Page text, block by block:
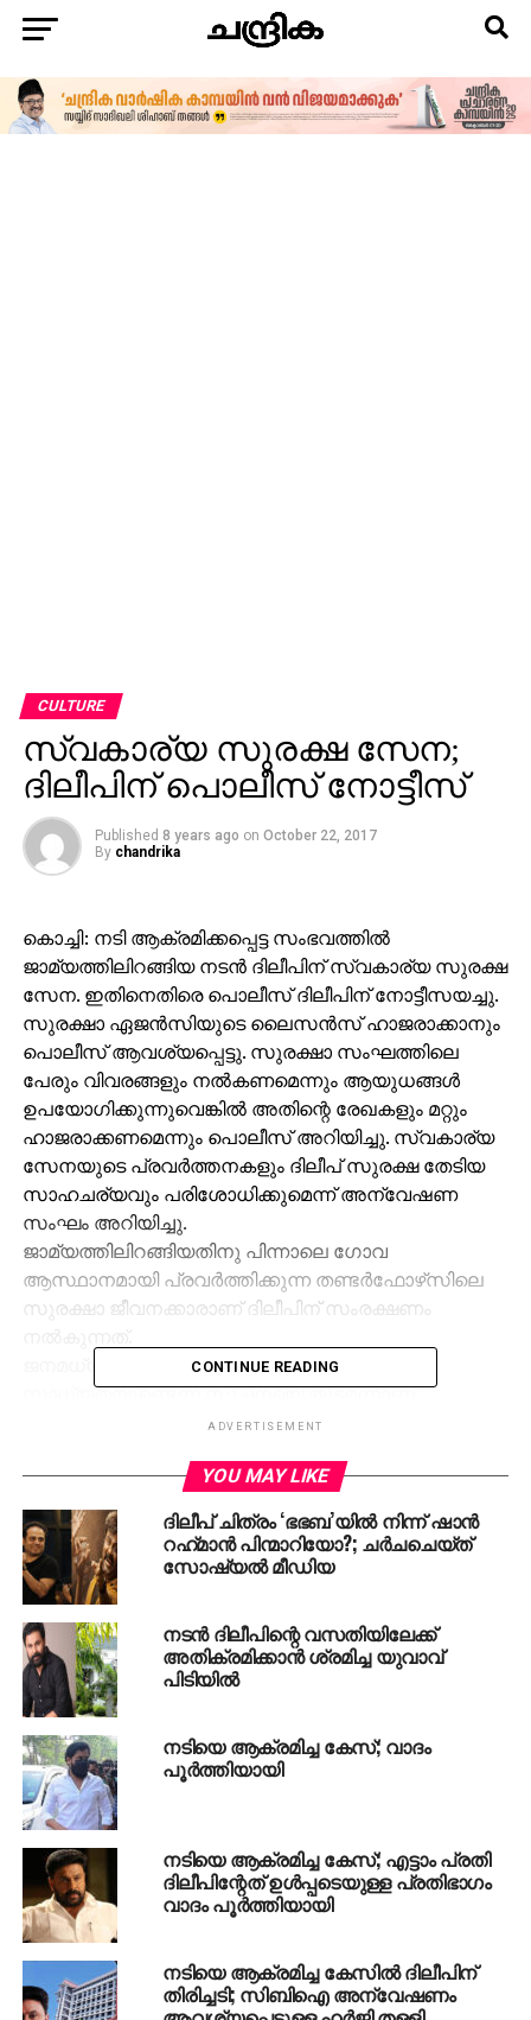
CULTURE
സ്വകാര്യ സുരക്ഷ സേന;
ദിലീപിന് പൊലീസ് നോട്ടീസ്
Published 8 years ago on October 22, 2017
By chandrika
കൊച്ചി: നടി ആക്രമിക്കപ്പെട്ട സംഭവത്തില്‍
ജാമ്യത്തിലിറങ്ങിയ നടന്‍ ദിലീപിന് സ്വകാര്യ സുരക്ഷ
സേന. ഇതിനെതിരെ പൊലീസ് ദിലീപിന് നോട്ടീസയച്ചു.
സുരക്ഷാ ഏജന്‍സിയുടെ ലൈസന്‍സ് ഹാജരാക്കാനും
പൊലീസ് ആവശ്യപ്പെട്ടു. സുരക്ഷാ സംഘത്തിലെ
പേരും വിവരങ്ങളും നല്‍കണമെന്നും ആയുധങ്ങള്‍
ഉപയോഗിക്കുന്നുവെങ്കില്‍ അതിന്റെ രേഖകളും മറ്റും
ഹാജരാക്കണമെന്നും പൊലീസ് അറിയിച്ചു. സ്വകാര്യ
സേനയുടെ പ്രവര്‍ത്തനകളും ദിലീപ് സുരക്ഷ തേടിയ
സാഹചര്യവും പരിശോധിക്കുമെന്ന് അന്വേഷണ
സംഘം അറിയിച്ചു.
ജാമ്യത്തിലിറങ്ങിയതിനു പിന്നാലെ ഗോവ
ആസ്ഥാനമായി പ്രവര്‍ത്തിക്കുന്ന തണ്ടര്‍ഫോഴ്‌സിലെ
സുരക്ഷാ ജീവനക്കാരാണ് ദിലീപിന് സംരക്ഷണം
ജനമധ്യത്തില്‍ ആക്രമിക്കപ്പെടാന്‍
സാധ്യതയുണ്ടെന്ന സൂചനയെ തുടര്‍ന്നാണ്
സ്വകാര്യ ഏജന്‍സിയുടെ സഹായം തേടിയതെന്നാണ്
ബോളിവുഡ് നടീനടന്മാര്‍ ഇത്തരത്തില്‍
സംരക്ഷണത്തിനായി സ്വകാര്യ ഏജന്‍സികളെ
സുരക്ഷ ഒരുക്കാന്‍ സമീപിക്കാറുണ്ടെങ്കിലും മലയാള
നടന്‍ സുരക്ഷക്കായി സ്വകാര്യ ആശ്രയിക്കുന്നത്
ഇതാദ്യമാണ്. തണ്ടര്‍ഫോഴ്‌സിന് രാജ്യത്ത് 11
സംസ്ഥാനങ്ങളില്‍ ഏജന്‍സികളുണ്ട്. കേരളത്തില്‍
തൃശൂര്‍, പാലക്കാട്. കോഴിക്കോട് എന്നിവിടങ്ങളിലാണ്
ഓഫീസുകളുളളത്.
RELATED TOPICS: ACTOR DILEEP DILEEP
UP NEXT
ജനജാഗ്രതാ യാത്രയിലും സീറ്റില്ല,
കറിവേപ്പിലയായി ഐ.എന്‍.എല്‍
DON'T MISS
ഒറ്റപ്പെട്ട് ബിജെപി; വിജയിയുടെ മെര്‍സലിന്
പിന്തുണ കൂടുന്നു
CONTINUE READING
ADVERTISEMENT
YOU MAY LIKE
ദിലീപ് ചിത്രം ‘ഭഭബ’യില്‍ നിന്ന് ഷാന്‍
റഹ്‌മാന്‍ പിന്മാറിയോ?; ചര്‍ചചെയ്ത്
സോഷ്യല്‍ മീഡിയ
നടന്‍ ദിലീപിന്റെ വസതിയിലേക്ക്
അതിക്രമിക്കാന്‍ ശ്രമിച്ച യുവാവ്
പിടിയില്‍
നടിയെ ആക്രമിച്ച കേസ്; വാദം
പൂര്‍ത്തിയായി
നടിയെ ആക്രമിച്ച കേസ്; എട്ടാം പ്രതി
ദിലീപിന്റേത് ഉള്‍പ്പടെയുള്ള പ്രതിഭാഗം
വാദം പൂര്‍ത്തിയായി
നടിയെ ആക്രമിച്ച കേസിൽ ദിലീപിന്
തിരിച്ചടി; സിബിഐ അന്വേഷണം